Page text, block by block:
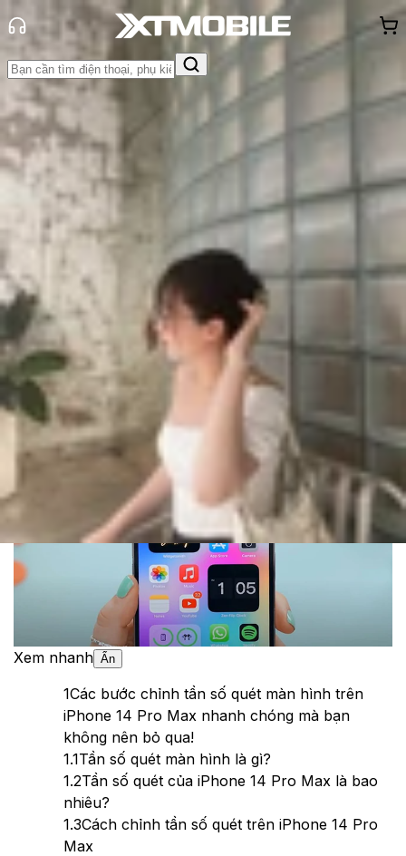
Trang chủ
Tin tức
Thủ thuật
Tin Mới
Đánh Giá - Trên Tay
Khuyến
Thủ thuật Thông báoKhách
hàng - Sự kiện
Hướng dẫn chỉnh tần số quét trên
iPhone 14 Pro Max cực đơn giản
Triệu Vy
Ngày đăng: 14/08/2024
Cập nhật:
27/05/2026
Theo dõi XTMobile trên
Xem nhanh Ẩn
1Các bước chỉnh tần số quét màn hình trên
iPhone 14 Pro Max nhanh chóng mà bạn
không nên bỏ qua!
1.1Tần số quét màn hình là gì?
1.2Tần số quét của iPhone 14 Pro Max là bao
nhiêu?
1.3Cách chỉnh tần số quét trên iPhone 14 Pro
Max